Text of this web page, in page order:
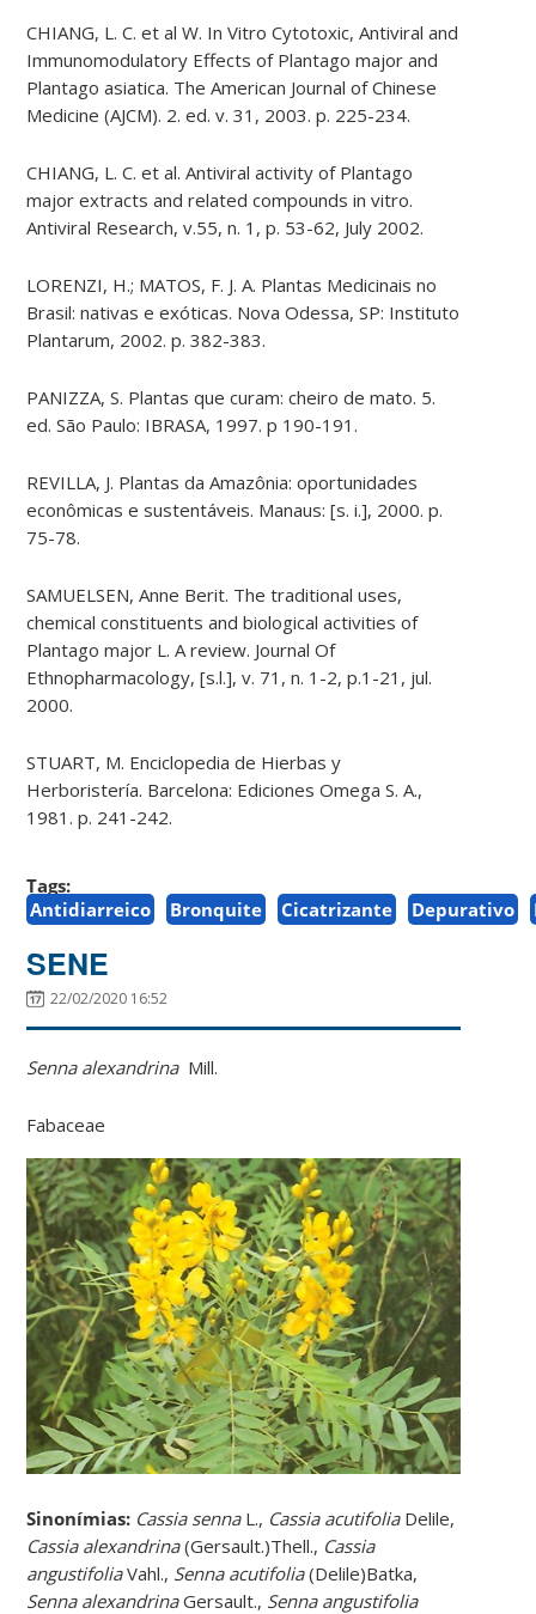
CHIANG, L. C. et al W. In Vitro Cytotoxic, Antiviral and
Immunomodulatory Effects of Plantago major and
Plantago asiatica. The American Journal of Chinese
Medicine (AJCM). 2. ed. v. 31, 2003. p. 225-234.
CHIANG, L. C. et al. Antiviral activity of Plantago
major extracts and related compounds in vitro.
Antiviral Research, v.55, n. 1, p. 53-62, July 2002.
LORENZI, H.; MATOS, F. J. A. Plantas Medicinais no
Brasil: nativas e exóticas. Nova Odessa, SP: Instituto
Plantarum, 2002. p. 382-383.
PANIZZA, S. Plantas que curam: cheiro de mato. 5.
ed. São Paulo: IBRASA, 1997. p 190-191.
REVILLA, J. Plantas da Amazônia: oportunidades
econômicas e sustentáveis. Manaus: [s. i.], 2000. p.
75-78.
SAMUELSEN, Anne Berit. The traditional uses,
chemical constituents and biological activities of
Plantago major L. A review. Journal Of
Ethnopharmacology, [s.l.], v. 71, n. 1-2, p.1-21, jul.
2000.
STUART, M. Enciclopedia de Hierbas y
Herboristería. Barcelona: Ediciones Omega S. A.,
1981. p. 241-242.
Tags:
Antidiarreico
Bronquite Cicatrizante Depurativo
SENE
22/02/2020 16:52
Senna alexandrinaMill.
Fabaceae
Sinonímias: Cassia sennaL., Cassia acutifoliaDelile,
Cassia alexandrina(Gersault.)Thell., Cassia
angustifoliaVahl., Senna acutifolia(Delile)Batka,
Senna alexandrinaGersault., Senna angustifolia